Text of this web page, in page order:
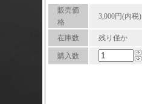
販売価
格
3,000円(内税)
在庫数 残り僅か
購入数